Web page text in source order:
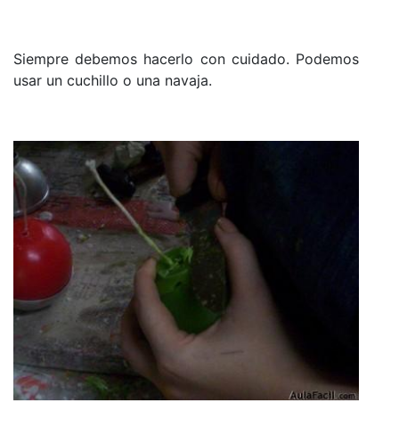
Siempre debemos hacerlo con cuidado. Podemos
usar un cuchillo o una navaja.